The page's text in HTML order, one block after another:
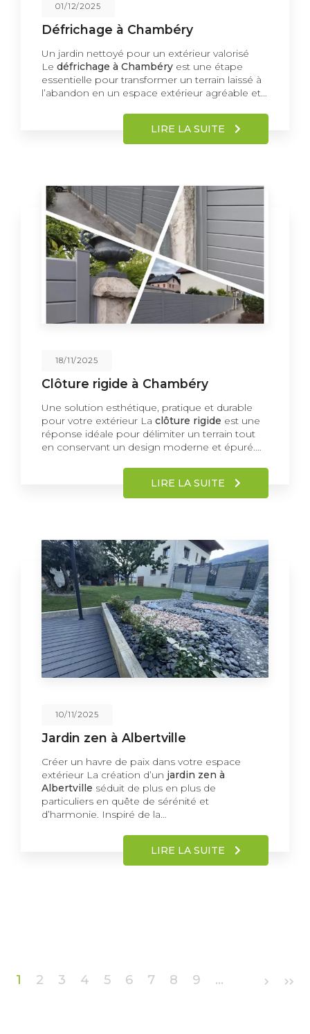
01/12/2025
Défrichage à Chambéry
Un jardin nettoyé pour un extérieur valorisé
Le défrichage à Chambéry est une étape
essentielle pour transformer un terrain laissé à
l’abandon en un espace extérieur agréable et…
LIRE LA SUITE
18/11/2025
Clôture rigide à Chambéry
Une solution esthétique, pratique et durable
pour votre extérieur La clôture rigide est une
réponse idéale pour délimiter un terrain tout
en conservant un design moderne et épuré.…
LIRE LA SUITE
10/11/2025
Jardin zen à Albertville
Créer un havre de paix dans votre espace
extérieur La création d’un jardin zen à
Albertville séduit de plus en plus de
particuliers en quête de sérénité et
d’harmonie. Inspiré de la…
LIRE LA SUITE
1 2 3 4 5 6 7 8 9 …